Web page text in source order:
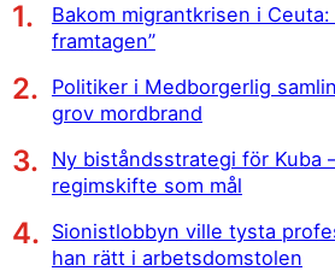
Bakom migrantkrisen i Ceuta:
framtagen”
Politiker i Medborgerlig
grov mordbrand
Ny biståndsstrategi för Kuba
regimskifte som mål
Sionistlobbyn ville tysta
han rätt i arbetsdomstolen